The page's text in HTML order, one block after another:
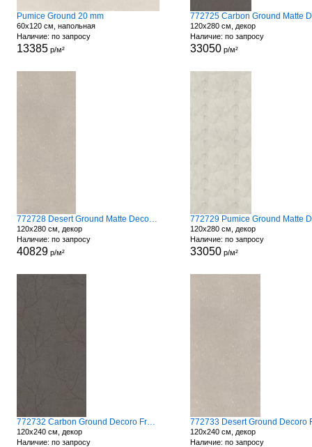
Pumice Ground 20 mm
60x120 см, напольная
Наличие: по запросу
13385р/м²
120x280 см, декор
Наличие: по запросу
33050р/м²
772728 Desert Ground Matte Decoro Fronds
120x280 см, декор
Наличие: по запросу
40829р/м²
120x280 см, декор
Наличие: по запросу
33050р/м²
772732 Carbon Ground Decoro Fronds A
120x240 см, декор
Наличие: по запросу
120x240 см, декор
Наличие: по запросу